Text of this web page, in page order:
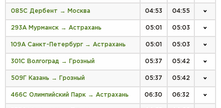
085С Дербент → Москва 04:53 04:55
293А Мурманск → Астрахань 05:01 05:03
109А Санкт-Петербург → Астрахань 05:01 05:03
301С Волгоград → Грозный 05:37 05:42
509Г Казань → Грозный 05:37 05:42
466С Олимпийский Парк → Астрахань 06:30 06:32